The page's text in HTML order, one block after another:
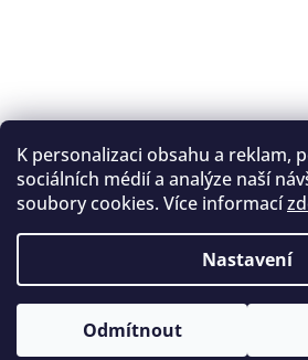
K personalizaci obsahu a reklam,
sociálních médií a analýze naší
soubory cookies. Více informací
Nastavení
Odmítnout
Sledovat na Instagramu
Registrace na lukostřelbu
I.
Český lukostřelecký
Vytvořil ShoptetCopyright 2026
Upravit nastavení